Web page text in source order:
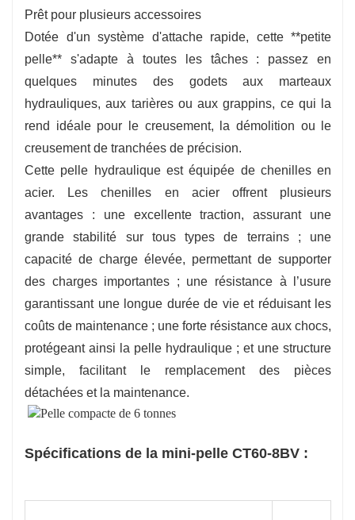
Prêt pour plusieurs accessoires
Dotée d'un système d'attache rapide, cette **petite
pelle** s'adapte à toutes les tâches : passez en
quelques minutes des godets aux marteaux
hydrauliques, aux tarières ou aux grappins, ce qui la
rend idéale pour le creusement, la démolition ou le
creusement de tranchées de précision.
Cette pelle hydraulique est équipée de chenilles en
acier. Les chenilles en acier offrent plusieurs
avantages : une excellente traction, assurant une
grande stabilité sur tous types de terrains ; une
capacité de charge élevée, permettant de supporter
des charges importantes ; une résistance à l’usure
garantissant une longue durée de vie et réduisant les
coûts de maintenance ; une forte résistance aux chocs,
protégeant ainsi la pelle hydraulique ; et une structure
simple, facilitant le remplacement des pièces
détachées et la maintenance.
Spécifications de la mini-pelle CT60-8BV :